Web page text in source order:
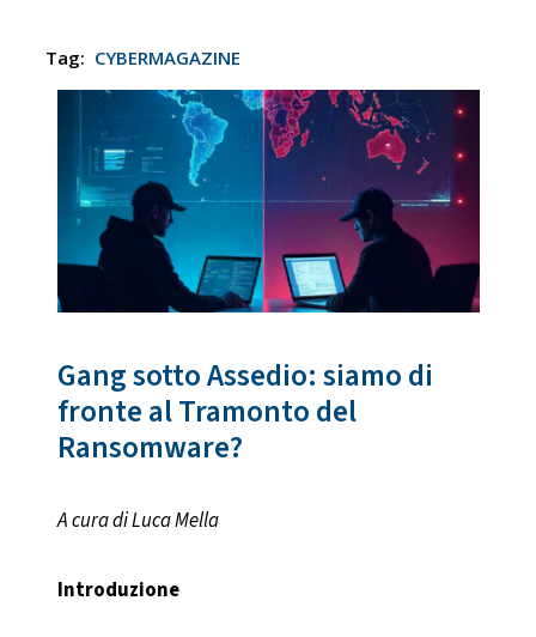
Tag: CYBERMAGAZINE
Gang sotto Assedio: siamo di
fronte al Tramonto del
Ransomware?
A cura di Luca Mella
Introduzione